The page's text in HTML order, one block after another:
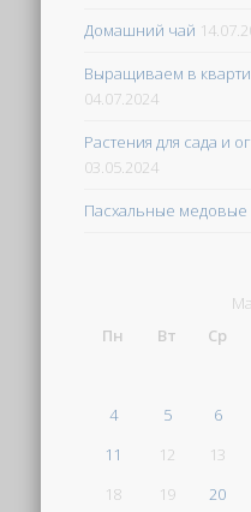
Домашний чай
Выращиваем в
04.07.2024
Растения для сада и
03.05.2024
Пасхальные медовые
Пн
Вт Ср
4
5 6
11
12 13
18
19 20